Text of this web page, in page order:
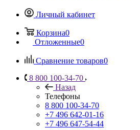
Личный кабинет
Корзина0
Отложенные0
Сравнение товаров0
8 800 100-34-70
Назад
Телефоны
8 800 100-34-70
+7 496 642-01-16
+7 496 647-54-44